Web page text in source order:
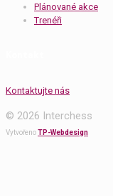
Plánované akce
Trenéři
Kontaktujte nás
© 2026 Interchess
VytvořenoTP-Webdesign